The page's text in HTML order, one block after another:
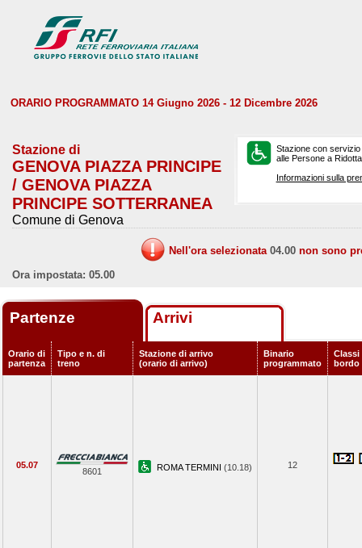
ORARIO PROGRAMMATO 14 Giugno 2026 - 12 Dicembre 2026
Stazione di
GENOVA PIAZZA PRINCIPE
/ GENOVA PIAZZA
PRINCIPE SOTTERRANEA
Comune di Genova
Stazione con
alle Persone a
Informazioni sulla
Nell'ora selezionata 04.00 non sono
Ora impostata: 05.00
Partenze Arrivi
Orario di
partenza
Tipo e n. di
treno
Stazione di arrivo
(orario di arrivo)
Binario
programmato
Classi
bordo
05.07
8601 ROMA TERMINI (10.18) 12